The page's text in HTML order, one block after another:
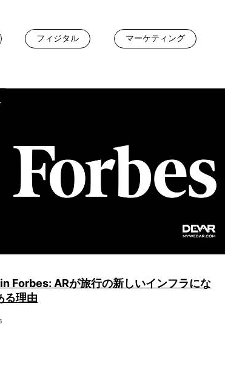
フィジタル マーケティング
Forbes: ARが旅行の新しいインフラにな
る理由